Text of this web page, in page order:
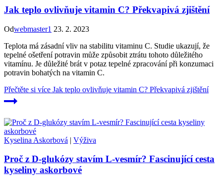
Jak teplo ovlivňuje vitamin C? Překvapivá zjištění
Odwebmaster1 23. 2. 2023
Teplota má zásadní vliv na stabilitu vitaminu C. Studie ukazují, že
tepelné ošetření potravin může způsobit ztrátu tohoto důležitého
vitamínu. Je důležité brát v potaz tepelné zpracování při konzumaci
potravin bohatých na vitamin C.
Přečtěte si více Jak teplo ovlivňuje vitamin C? Překvapivá zjištění
Kyselina Askorbová | Výživa
Proč z D-glukózy stavím L-vesmír? Fascinující cesta
kyseliny askorbové